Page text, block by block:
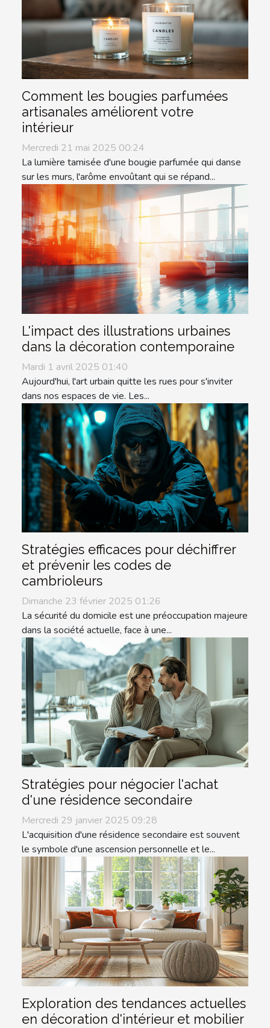
Comment les bougies parfumées
artisanales améliorent votre
intérieur
Mercredi 21 mai 2025 00:24
La lumière tamisée d'une bougie parfumée qui danse
sur les murs, l'arôme envoûtant qui se répand...
L'impact des illustrations urbaines
dans la décoration contemporaine
Mardi 1 avril 2025 01:40
Aujourd'hui, l'art urbain quitte les rues pour s'inviter
dans nos espaces de vie. Les...
Stratégies efficaces pour déchiffrer
et prévenir les codes de
cambrioleurs
Dimanche 23 février 2025 01:26
La sécurité du domicile est une préoccupation majeure
dans la société actuelle, face à une...
Stratégies pour négocier l'achat
d'une résidence secondaire
Mercredi 29 janvier 2025 09:28
L'acquisition d'une résidence secondaire est souvent
le symbole d'une ascension personnelle et le...
Exploration des tendances actuelles
en décoration d'intérieur et mobilier